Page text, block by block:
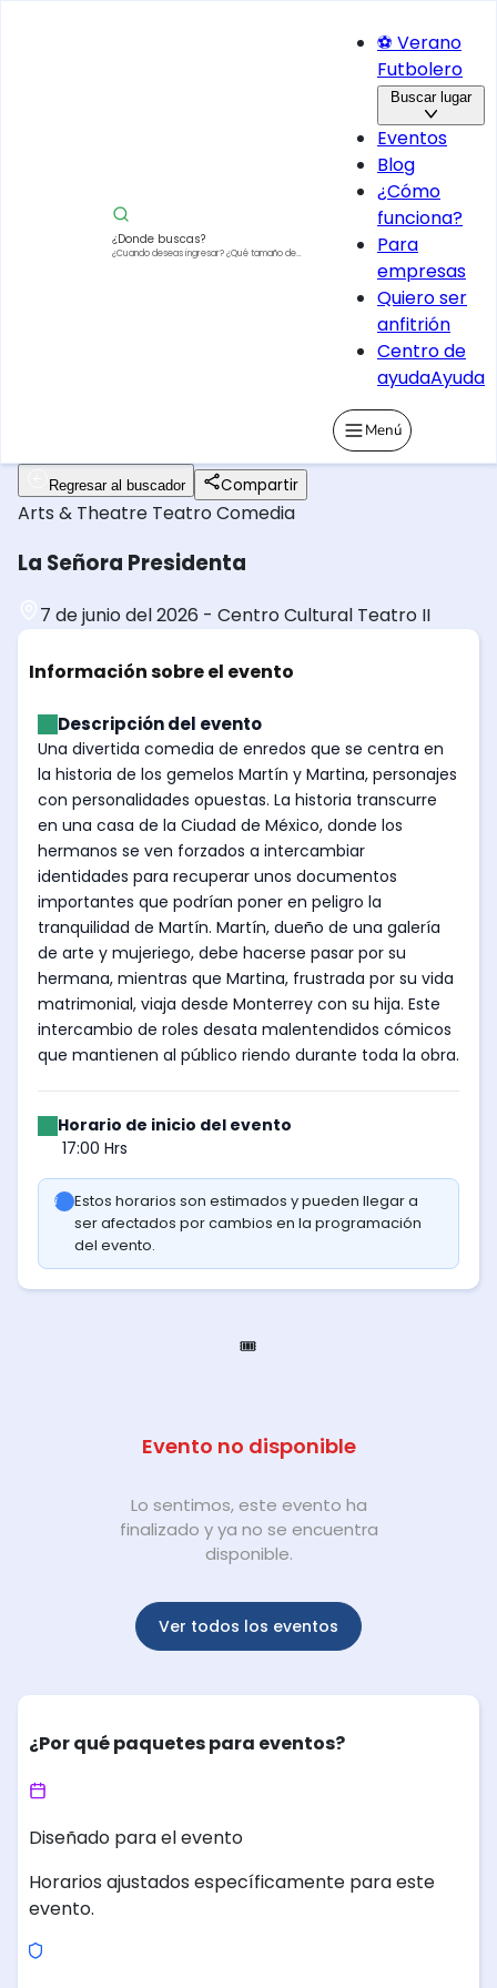
¿Donde buscas?
¿Cuando deseas ingresar?¿Qué tamaño de
⚽ Verano
Futbolero
Buscar lugar
Eventos
Blog
¿Cómo
funciona?
Para
empresas
Quiero ser
anfitrión
Centro de
ayudaAyuda
Menú
Regresar al buscador Compartir
Arts & Theatre TeatroComedia
La Señora Presidenta
7 de junio del 2026 - Centro Cultural Teatro II
Información sobre el evento
Descripción del evento
Una divertida comedia de enredos que se centra en
la historia de los gemelos Martín y Martina, personajes
con personalidades opuestas. La historia transcurre
en una casa de la Ciudad de México, donde los
hermanos se ven forzados a intercambiar
identidades para recuperar unos documentos
importantes que podrían poner en peligro la
tranquilidad de Martín. Martín, dueño de una galería
de arte y mujeriego, debe hacerse pasar por su
hermana, mientras que Martina, frustrada por su vida
matrimonial, viaja desde Monterrey con su hija. Este
intercambio de roles desata malentendidos cómicos
que mantienen al público riendo durante toda la obra.
Horario de inicio del evento
17:00 Hrs
Estos horarios son estimados y pueden llegar a
ser afectados por cambios en la programación
del evento.
🎟️
Evento no disponible
Lo sentimos, este evento ha
finalizado y ya no se encuentra
disponible.
Ver todos los eventos
¿Por qué paquetes para eventos?
Diseñado para el evento
Horarios ajustados específicamente para este
evento.